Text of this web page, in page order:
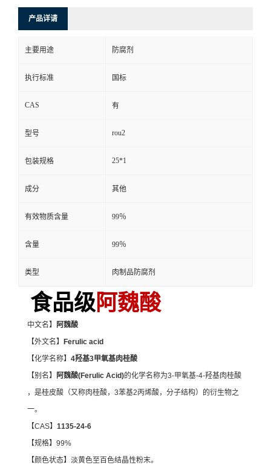
产品详请
主要用途 防腐剂
执行标准 国标
CAS 有
型号 rou2
包装规格 25*1
成分 其他
有效物质含量 99％
含量 99％
类型 肉制品防腐剂
食品级阿魏酸
中文名】
阿魏酸
【外文名】
Ferulic acid
【化学名称】 4羟基3甲氧基肉桂酸
【别名】
阿魏酸(Ferulic Acid)的化学名称为3-甲氧基-4-羟基肉桂酸
，是桂皮酸（又称肉桂酸，3苯基2丙烯酸，分子结构）的衍生物之
一。
【CAS】 1135-24-6
【规格】99%
【颜色状态】淡黄色至百色结晶性粉末。